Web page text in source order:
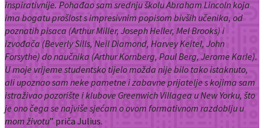
inspirativnije. Pohađao sam srednju školu Abraham Lincoln koja
ima bogatu prošlost s impresivnim popisom bivših učenika, od
poznatih pisaca (Arthur Miller, Joseph Heller, Mel Brooks) i
izvođača (Beverly Sills, Neil Diamond, Harvey Keitel, John
Forsythe) do naučnika (Arthur Kornberg, Paul Berg, Jerome Karle).
U moje vrijeme studentsko tijelo možda nije bilo tako istaknuto,
ali upoznao sam neke pametne i zabavne prijatelje s kojima sam
istraživao pozorište i klubove Greenwich Villagea u New Yorku, što
je ono čega se najviše sjećam o ovom formativnom razdoblju u
mom životu” priča Julius.